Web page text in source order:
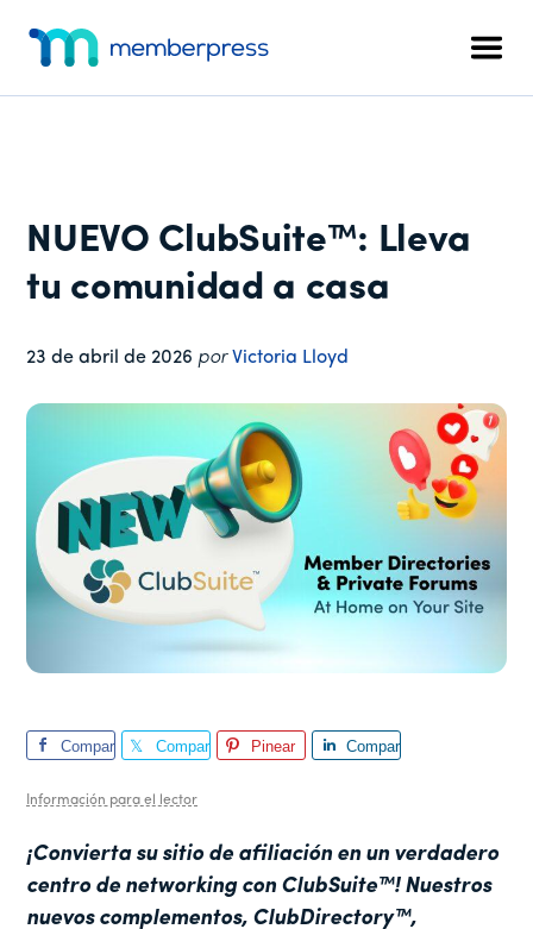
contenido
principal
barra
de
adicional
en
uno
NUEVO ClubSuite™: Lleva
tu comunidad a casa
23 de abril de 2026 porVictoria Lloyd
Compar
Compar
Pinear
Compar
Información para el lector
¡Convierta su sitio de afiliación en un verdadero
centro de networking con ClubSuite™! Nuestros
nuevos complementos, ClubDirectory™,